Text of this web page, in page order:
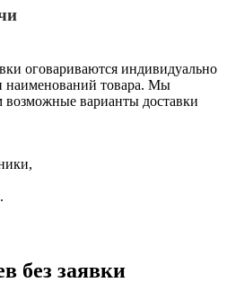
оговариваются индивидуально
наименований товара. Мы
варианты доставки
без заявки